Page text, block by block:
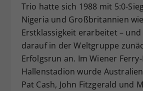
Trio hatte sich 1988 mit 5:0-
Nigeria und Großbritannien
Erstklassigkeit erarbeitet –
darauf in der Weltgruppe
Erfolgsrun an. Im Wiener
Hallenstadion wurde
Pat Cash, John Fitzgerald und